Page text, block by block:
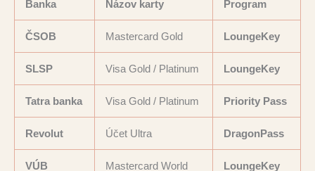
Banka Názov karty Program
ČSOB Mastercard Gold LoungeKey
SLSP Visa Gold / Platinum LoungeKey
Tatra banka Visa Gold / Platinum Priority Pass
Revolut Účet Ultra DragonPass
VÚB Mastercard World LoungeKey